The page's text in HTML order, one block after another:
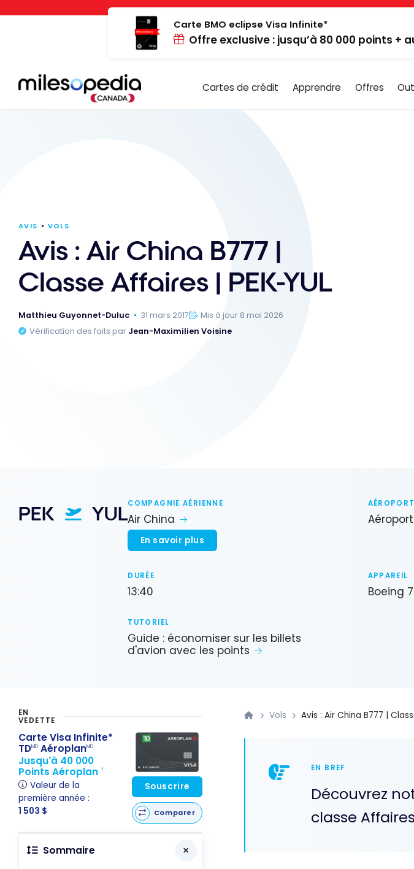
Panneau de gestion des cookies
Carte BMO eclipse Visa Infinite*
Offre exclusive : jusqu’à 80 000 points +
Cartes de crédit Apprendre Offres
AVIS VOLS
Avis : Air China B777 |
Classe Affaires | PEK-YUL
Matthieu Guyonnet-Duluc 31 mars 2017
Mis à jour 8 mai 2026
Vérification des faits par Jean-Maximilien Voisine
PEK YULCOMPAGNIE AÉRIENNE
Air China
En savoir plus
DURÉE
13:40
APPAREIL
Boeing
TUTORIEL
Guide : économiser sur les billets
d'avion avec les points
Vols Avis : Air China B777 |
EN BREF
Découvrez
classe
EN
VEDETTE
Carte Visa Infinite*
TDMD AéroplanMD
Jusqu'à 40 000
Points Aéroplan †
Valeur de la
première année :
1 503 $
Souscrire
Comparer
Sommaire